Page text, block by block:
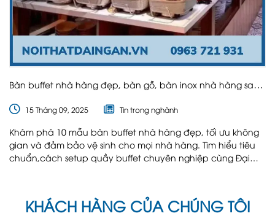
Bàn buffet nhà hàng đẹp, bàn gỗ, bàn inox nhà hàng sang
15 Tháng 09, 2025 Tin trong nghành
Khám phá 10 mẫu bàn buffet nhà hàng đẹp, tối ưu không
gian và đảm bảo vệ sinh cho mọi nhà hàng. Tìm hiểu tiêu
chuẩn,cách setup quầy buffet chuyên nghiệp cùng Đại
KHÁCH HÀNG CỦA CHÚNG TÔI